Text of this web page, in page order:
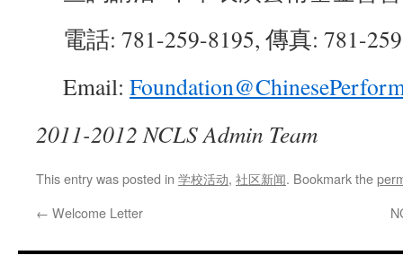
電話: 781-259-8195, 傳真: 781-
Email:
2011-2012 NCLS Admin Team
This entry was posted in 学校活动, 社区新闻. Bookmark the
← Welcome Letter